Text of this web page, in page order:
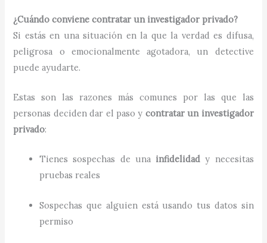
¿Cuándo conviene contratar un investigador privado?
Si estás en una situación en la que la verdad es difusa,
peligrosa o emocionalmente agotadora, un detective
puede ayudarte.
Estas son las razones más comunes por las que las
personas deciden dar el paso y contratar un investigador
privado:
Tienes sospechas de una infidelidad y necesitas
pruebas reales
Sospechas que alguien está usando tus datos sin
permiso